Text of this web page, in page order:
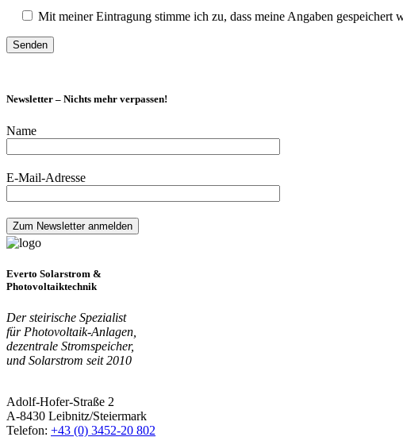
Mit meiner Eintragung stimme ich zu, dass meine Angaben
Newsletter – Nichts mehr verpassen!
Name
E-Mail-Adresse
Everto Solarstrom &
Photovoltaiktechnik
Der steirische Spezialist
für Photovoltaik-Anlagen,
dezentrale Stromspeicher,
und Solarstrom seit 2010
Adolf-Hofer-Straße 2
A-8430 Leibnitz/Steiermark
Telefon: +43 (0) 3452-20 802